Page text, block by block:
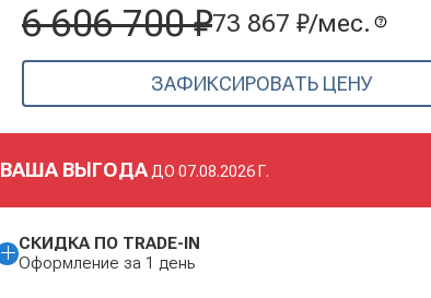
6 606 700 ₽73 867 ₽/мес.
ЗАФИКСИРОВАТЬ ЦЕНУ
ВАША ВЫГОДА ДО 07.08.2026 Г.
СКИДКА ПО TRADE-IN
Оформление за 1 день